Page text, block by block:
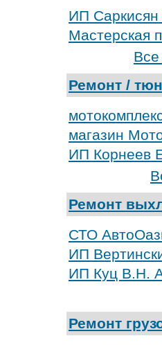
ИП
Мастерская
Все
Ремонт /
магазин
ИП Корнеев
Ремонт
СТО
ИП
ИП Куц В.Н.
Ремонт